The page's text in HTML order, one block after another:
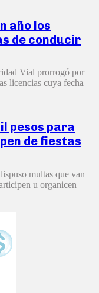
año los
de conducir
Vial prorrogó por
licencias cuya fecha
pesos para
de fiestas
multas que van
u organicen